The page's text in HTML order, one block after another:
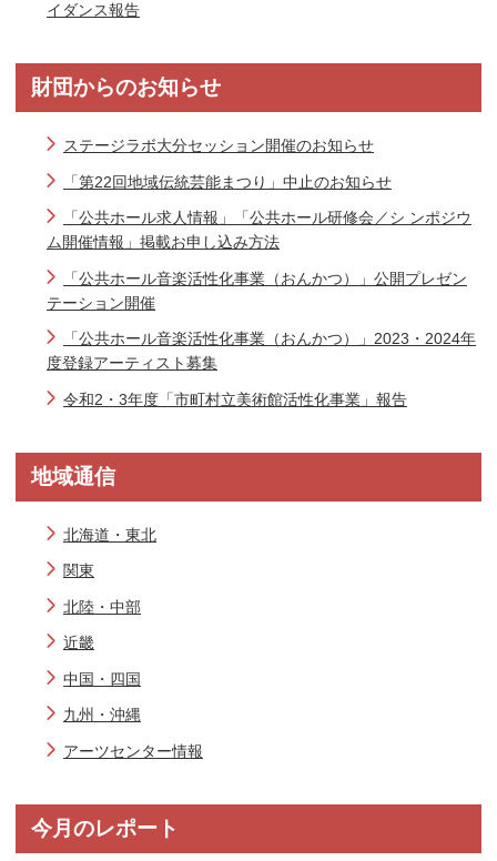
イダンス報告
財団からのお知らせ
ステージラボ大分セッション開催のお知らせ
「第22回地域伝統芸能まつり」中止のお知らせ
「公共ホール求人情報」「公共ホール研修会／シ ンポジウ
ム開催情報」掲載お申し込み方法
「公共ホール音楽活性化事業（おんかつ）」公開プレゼン
テーション開催
「公共ホール音楽活性化事業（おんかつ）」2023・2024年
度登録アーティスト募集
令和2・3年度「市町村立美術館活性化事業」報告
地域通信
北海道・東北
関東
北陸・中部
近畿
中国・四国
九州・沖縄
アーツセンター情報
今月のレポート